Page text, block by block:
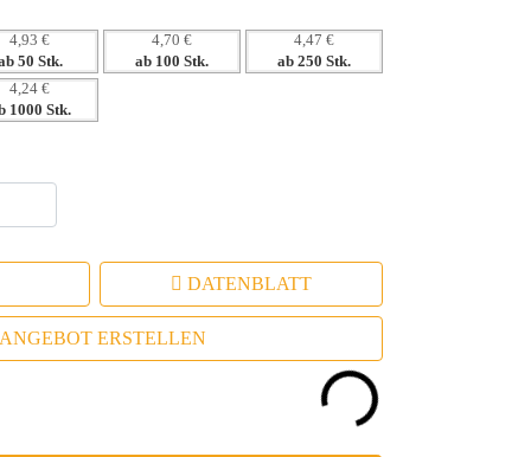
4,93 €
50 Stk.
4,70 €
ab 100 Stk.
4,47 €
ab 250 Stk.
4,24 €
1000 Stk.
DATENBLATT
ANGEBOT ERSTELLEN